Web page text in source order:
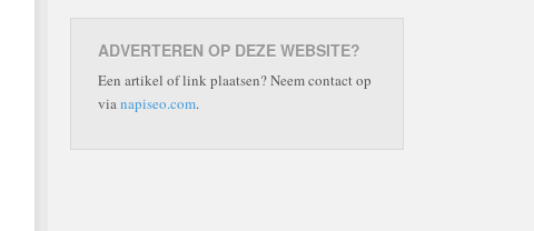
ADVERTEREN OP DEZE WEBSITE?
Een artikel of link plaatsen? Neem contact op
vianapiseo.com.